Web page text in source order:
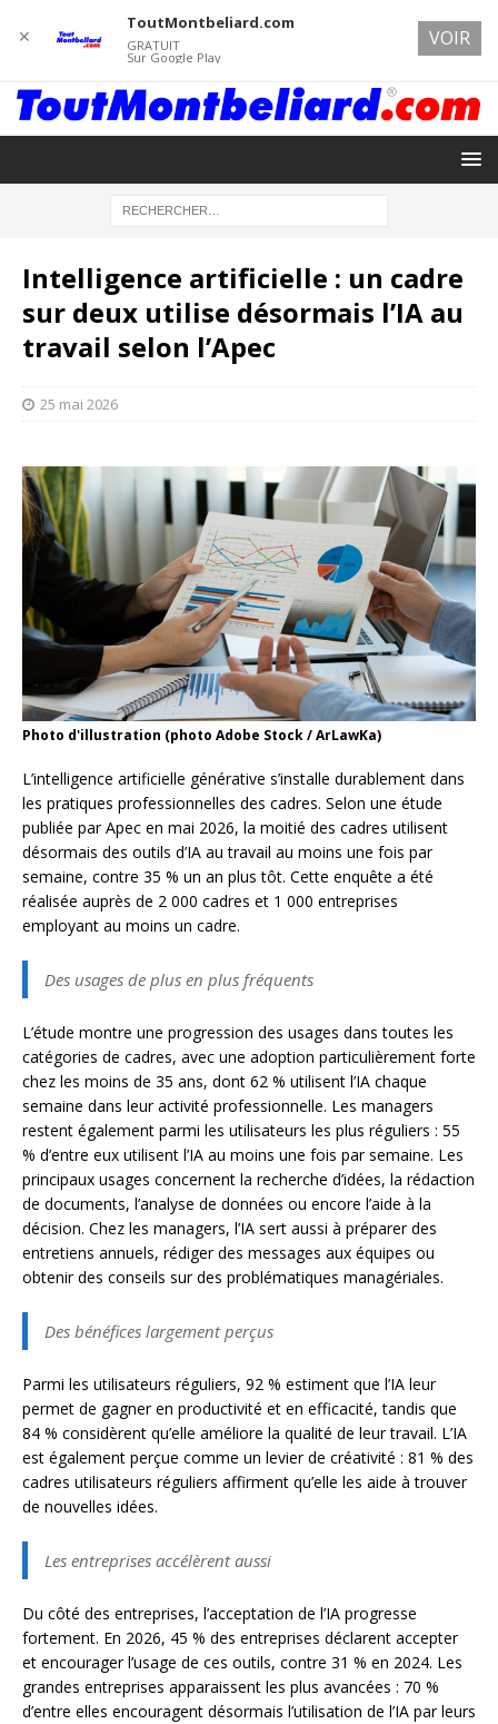
Intelligence artificielle : un cadre
sur deux utilise désormais l’IA au
travail selon l’Apec
25 mai 2026
Photo d'illustration (photo Adobe Stock / ArLawKa)
L’intelligence artificielle générative s’installe durablement dans
les pratiques professionnelles des cadres. Selon une étude
publiée par Apec en mai 2026, la moitié des cadres utilisent
désormais des outils d’IA au travail au moins une fois par
semaine, contre 35 % un an plus tôt. Cette enquête a été
réalisée auprès de 2 000 cadres et 1 000 entreprises
employant au moins un cadre.
Des usages de plus en plus fréquents
L’étude montre une progression des usages dans toutes les
catégories de cadres, avec une adoption particulièrement forte
chez les moins de 35 ans, dont 62 % utilisent l’IA chaque
semaine dans leur activité professionnelle. Les managers
restent également parmi les utilisateurs les plus réguliers : 55
% d’entre eux utilisent l’IA au moins une fois par semaine. Les
principaux usages concernent la recherche d’idées, la rédaction
de documents, l’analyse de données ou encore l’aide à la
décision. Chez les managers, l’IA sert aussi à préparer des
entretiens annuels, rédiger des messages aux équipes ou
obtenir des conseils sur des problématiques managériales.
Des bénéfices largement perçus
Parmi les utilisateurs réguliers, 92 % estiment que l’IA leur
permet de gagner en productivité et en efficacité, tandis que
84 % considèrent qu’elle améliore la qualité de leur travail. L’IA
est également perçue comme un levier de créativité : 81 % des
cadres utilisateurs réguliers affirment qu’elle les aide à trouver
de nouvelles idées.
Les entreprises accélèrent aussi
Du côté des entreprises, l’acceptation de l’IA progresse
fortement. En 2026, 45 % des entreprises déclarent accepter
et encourager l’usage de ces outils, contre 31 % en 2024. Les
grandes entreprises apparaissent les plus avancées : 70 %
d’entre elles encouragent désormais l’utilisation de l’IA par leurs
✕
ToutMontbeliard.com
GRATUIT
Sur Google Play
VOIR